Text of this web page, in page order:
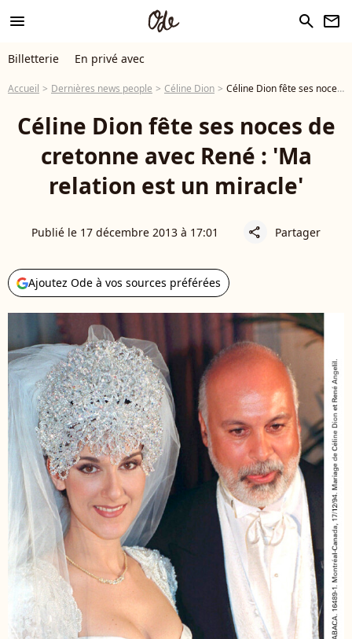
menu search newsletter
Billetterie En privé avec
Accueil Dernières news people Céline Dion Céline Dion fête ses noces de cretonne avec René : 'Ma relation est un miracle'
Céline Dion fête ses noces de
cretonne avec René : 'Ma
relation est un miracle'
Publié le 17 décembre 2013 à 17:01 share Partager
Ajoutez Ode à vos sources préférées